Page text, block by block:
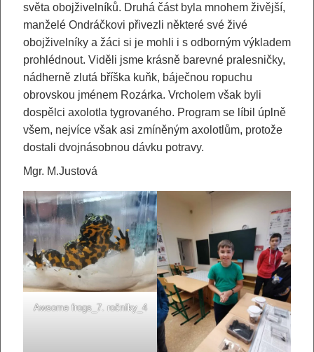
světa obojživelníků. Druhá část byla mnohem živější,
manželé Ondráčkovi přivezli některé své živé
obojživelníky a žáci si je mohli i s odborným výkladem
prohlédnout. Viděli jsme krásně barevné pralesničky,
nádherně zlutá bříška kuňk, báječnou ropuchu
obrovskou jménem Rozárka. Vrcholem však byli
dospělci axolotla tygrovaného. Program se líbil úplně
všem, nejvíce však asi zmíněným axolotlům, protože
dostali dvojnásobnou dávku potravy.
Mgr. M.Justová
Awsome frogs_7. ročníky_4